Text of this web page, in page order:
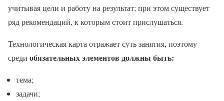
учитывая цели и работу на результат; при этом существует
ряд рекомендаций, к которым стоит прислушаться.
Технологическая карта отражает суть занятия, поэтому
среди обязательных элементов должны быть:
тема;
задачи;